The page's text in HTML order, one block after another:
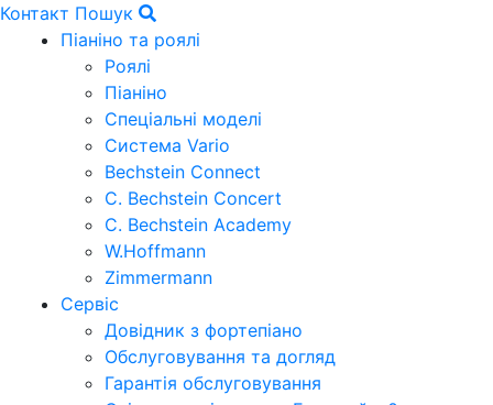
Контакт Пошук
Піаніно та роялі
Роялі
Піаніно
Спеціальні моделі
Система Vario
Bechstein Connect
C. Bechstein Concert
C. Bechstein Academy
W.Hoffmann
Zimmermann
Сервіс
Довідник з фортепіано
Обслуговування та догляд
Гарантія обслуговування